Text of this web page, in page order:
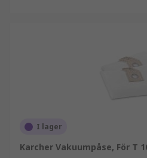
I lager
Karcher Vakuumpåse, För T